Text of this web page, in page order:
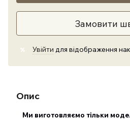
Замовити
% Увійти для відображення
Опис
Ми виготовляємо тільки